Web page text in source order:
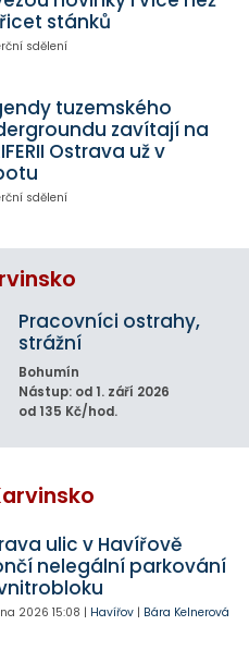
stánků
sdělení
tuzemského
zavítají na
Ostrava už v
sdělení
Pracovníci ostrahy,
strážní
Bohumín
Nástup: od 1. září 2026
od 135 Kč/hod.
ulic v Havířově
nelegální parkování
2026 15:08 | Havířov| Bára Kelnerová